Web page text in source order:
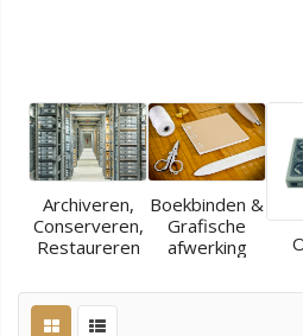
Archiveren,
Conserveren,
Restaureren
Boekbinden &
Grafische
afwerking